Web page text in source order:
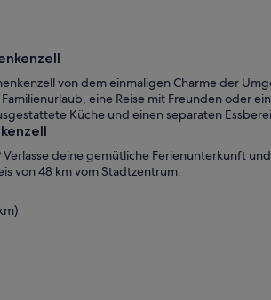
von dem einmaligen Charme der
eine Reise mit Freunden oder
Küche und einen separaten
deine gemütliche Ferienunterkunft
von 48 km vom Stadtzentrum: